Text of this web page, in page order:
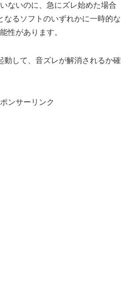
ないのに、急にズレ始めた場合
なるソフトのいずれかに一時的な
性があります。
動して、音ズレが解消されるか確
ンサーリンク